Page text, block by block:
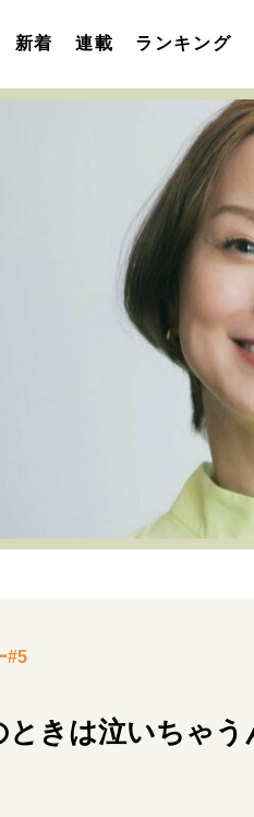
新着 連載 ランキング
決断の裏
人生が動いた日
独
変革の原動力
40代からの景色
#5
きは泣いちゃ